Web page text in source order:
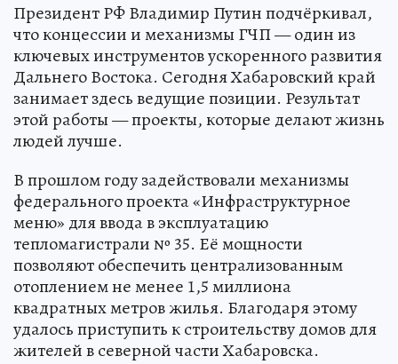
Президент РФ Владимир Путин подчёркивал,
что концессии и механизмы ГЧП — один из
ключевых инструментов ускоренного развития
Дальнего Востока. Сегодня Хабаровский край
занимает здесь ведущие позиции. Результат
этой работы — проекты, которые делают жизнь
людей лучше.
В прошлом году задействовали механизмы
федерального проекта «Инфраструктурное
меню» для ввода в эксплуатацию
тепломагистрали № 35. Её мощности
позволяют обеспечить централизованным
отоплением не менее 1,5 миллиона
квадратных метров жилья. Благодаря этому
удалось приступить к строительству домов для
жителей в северной части Хабаровска.